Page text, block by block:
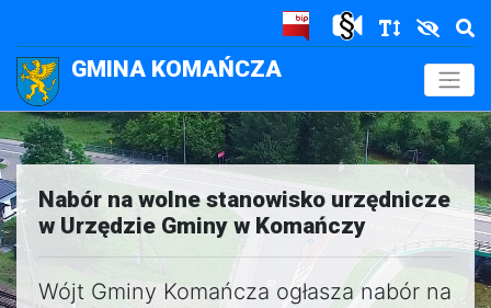
GMINA KOMAŃCZA .
Nabór na wolne stanowisko urzędnicze
w Urzędzie Gminy w Komańczy
Wójt Gminy Komańcza ogłasza nabór na